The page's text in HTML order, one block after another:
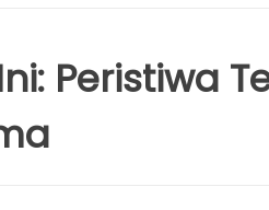
Peristiwa